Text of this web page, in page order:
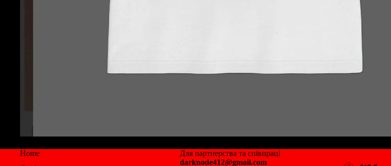
Home
Для партнерства та співпраці
darknode412@gmail.com